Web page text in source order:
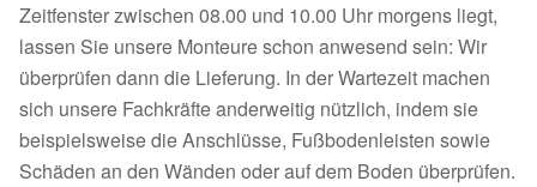
Zeitfenster zwischen 08.00 und 10.00 Uhr morgens liegt,
lassen Sie unsere Monteure schon anwesend sein: Wir
überprüfen dann die Lieferung. In der Wartezeit machen
sich unsere Fachkräfte anderweitig nützlich, indem sie
beispielsweise die Anschlüsse, Fußbodenleisten sowie
Schäden an den Wänden oder auf dem Boden überprüfen.